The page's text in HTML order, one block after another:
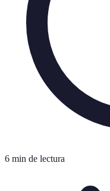
6 min de lectura